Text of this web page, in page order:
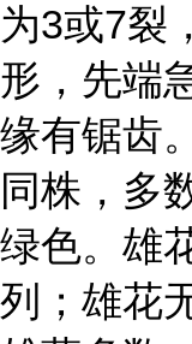
为3或7裂
形，先端
缘有锯齿
同株，多
绿色。雄
列；雄花